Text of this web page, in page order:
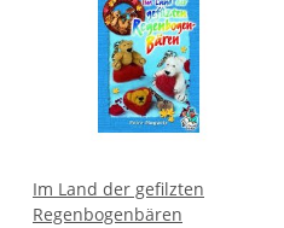
Im Land der gefilzten
Regenbogenbären